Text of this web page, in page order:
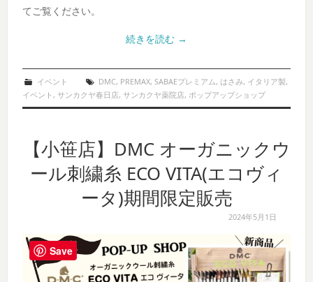
てご覧ください。
続きを読む →
イベント DMC, PREMAX,SABAEプレミアム, はさみ, イタリア製,
イベント , サンカクヤ春日店, サンカクヤ薬院店,ポップアップショップ
【小笹店】DMC オーガニックウ
ール刺繍糸 ECO VITA(エコヴィ
ータ)期間限定販売
2024年5月1日
Save